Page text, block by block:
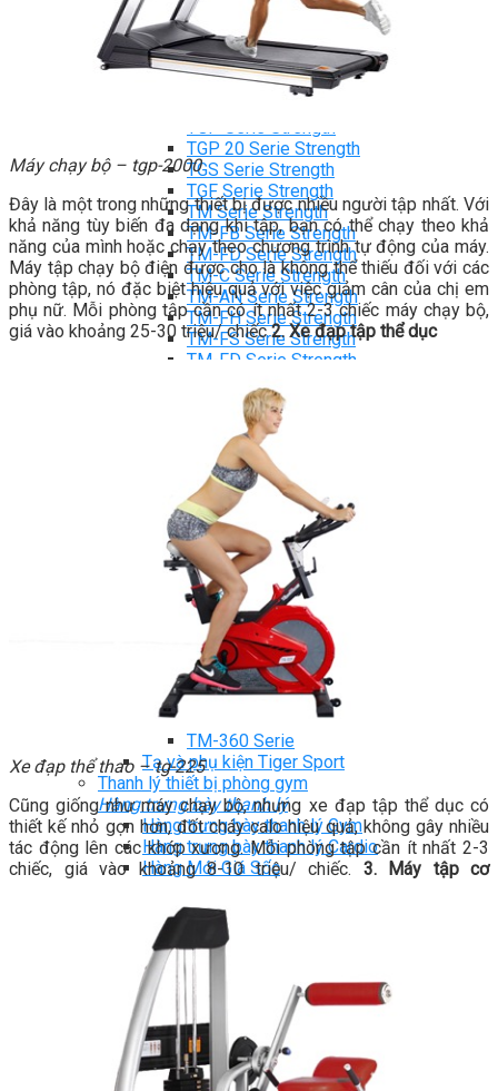
Xe đạp tập Tiger Sport
Xe đạp ngồi có tựa lưng Tiger Sport
Máy trượt tuyết Tiger Sport
Máy chèo thuyền Tiger Sport
TGP Serie Strength
TGP 20 Serie Strength
TGS Serie Strength
TGF Serie Strength
TM Serie Strength
TM-FB Serie Strength
TM-FD Serie Strength
TM-C Serie Strength
TM-AN Serie Strength
TM-FH Serie Strength
TM-FS Serie Strength
TM-FD Serie Strength
TM-F Serie Strength
Robot Tiger Sport
TGP Serie Robot
TM-C Robot Serie
TM-H Robot Serie
TM-G Robot Serie
TM-PL Robot Serie
Free weight Tiger Sport
TGP Serie Free Weight
TGS Serie Free Weight
TGF Serie Free Weight
TM Serie Free Weight
TM-F Serie Free Weight
TM-FF Serie Free Weight
TM-AN Serie Free Weight
TM-C Serie Free Weight
TM-360 Serie
Tạ và phụ kiện Tiger Sport
Thanh lý thiết bị phòng gym
Hàng trưng bày thanh lý
Hàng trưng bày thanh lý Gym
Hàng trưng bày thanh lý Cardio
Hàng Mới Giá Sốc
Setup Phòng Gym
Dự án tiêu biểu
Tuyển Cộng Tác Viên
Kinh nghiệm đầu tư
Thiết bị gym
Tin tức
Hướng dẫn tập luyện
Chế độ ăn uống
Máy chạy bộ – tgp-2000
Đây là một trong những thiết bị được nhiều người tập nhất. Với
khả năng tùy biến đa dạng khi tập, bạn có thể chạy theo khả
năng của mình hoặc chạy theo chương trình tự động của máy.
Máy tập chạy bộ điện được cho là không thể thiếu đối với các
phòng tập, nó đặc biệt hiệu quả với việc giảm cân của chị em
phụ nữ. Mỗi phòng tập cần có ít nhất 2-3 chiếc máy chạy bộ,
giá vào khoảng 25-30 triệu/ chiếc2. Xe đạp tập thể dục
Xe đạp thể thao – tg-225
Cũng giống như máy chạy bộ, nhưng xe đạp tập thể dục có
thiết kế nhỏ gọn hơn, đốt cháy calo hiệu quả, không gây nhiều
tác động lên các khớp xương. Mỗi phòng tập cần ít nhất 2-3
chiếc, giá vào khoảng 8-10 triệu/ chiếc. 3. Máy tập cơ